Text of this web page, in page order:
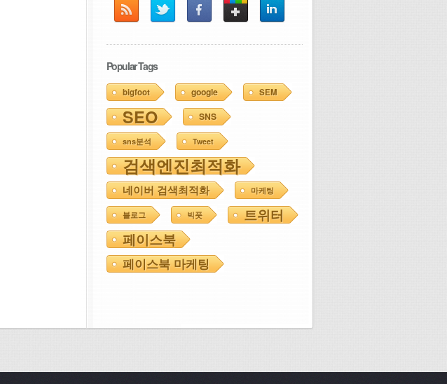
Popular Tags
bigfoot google SEM
SEO SNS
sns분석 Tweet
검색엔진최적화
네이버 검색최적화 마케팅
블로그 빅풋
트위터
페이스북
페이스북 마케팅